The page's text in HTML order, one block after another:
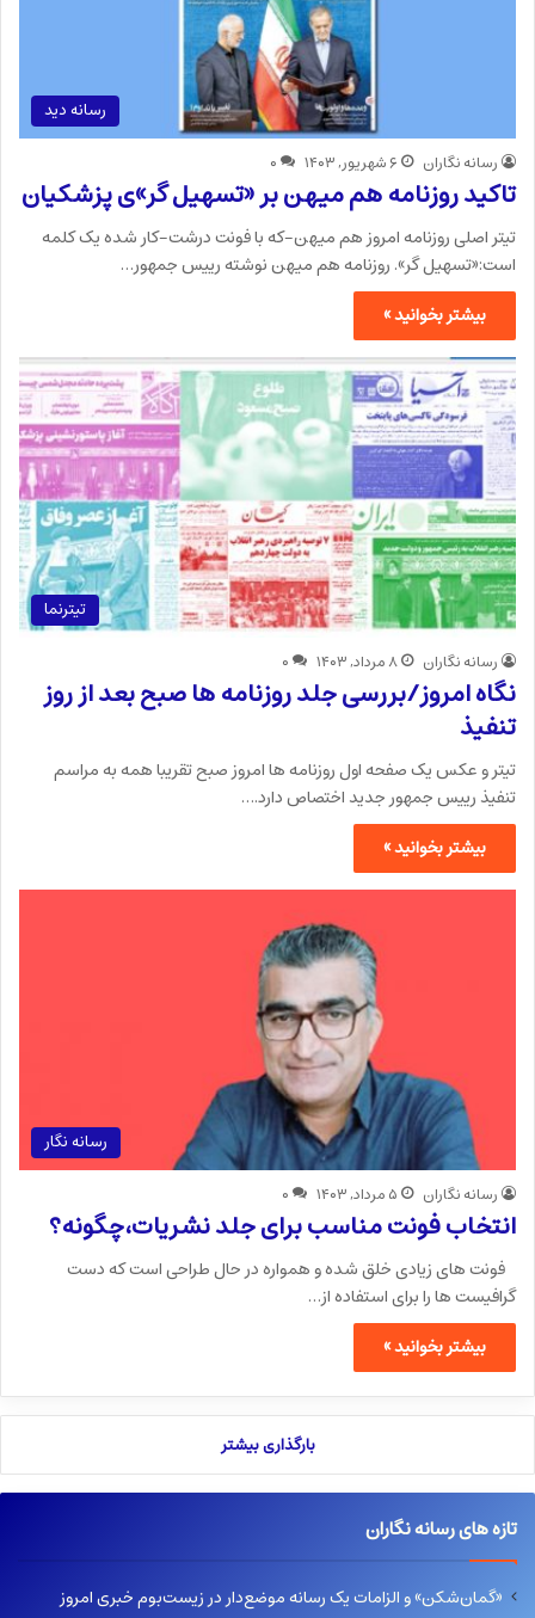
رسانه دید
رسانه نگاران ۶ شهریور, ۱۴۰۳ ۰
تاکید روزنامه هم میهن بر «تسهیل گر»ی پزشکیان
تیتر اصلی روزنامه امروز هم میهن-که با فونت درشت-کار شده یک کلمه
است:«تسهیل گر». روزنامه هم میهن نوشته رییس جمهور…
بیشتر بخوانید »
تیترنما
رسانه نگاران ۸ مرداد, ۱۴۰۳ ۰
نگاه امروز/بررسی جلد روزنامه ها صبح بعد از روز
تنفیذ
تیتر و عکس یک صفحه اول روزنامه ها امروز صبح تقریبا همه به مراسم
تنفیذ رییس جمهور جدید اختصاص دارد.…
بیشتر بخوانید »
رسانه نگار
رسانه نگاران ۵ مرداد, ۱۴۰۳ ۰
انتخاب فونت مناسب برای جلد نشریات،چگونه؟
فونت های زیادی خلق شده و همواره در حال طراحی است که دست
گرافیست ها را برای استفاده از…
بیشتر بخوانید »
بارگذاری بیشتر
تازه های رسانه نگاران
«گمان‌شکن» و الزامات یک رسانه موضع‌دار در زیست‌بوم خبری امروز